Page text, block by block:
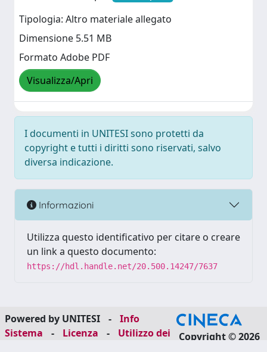
Tipologia: Altro materiale allegato
Dimensione 5.51 MB
Formato Adobe PDF
Visualizza/Apri
I documenti in UNITESI sono protetti da
copyright e tutti i diritti sono riservati, salvo
diversa indicazione.
Informazioni
Utilizza questo identificativo per citare o creare
un link a questo documento:
https://hdl.handle.net/20.500.14247/7637
Powered by UNITESI -
Info
Sistema
- Licenza -
Utilizzo dei
Copyright © 2026